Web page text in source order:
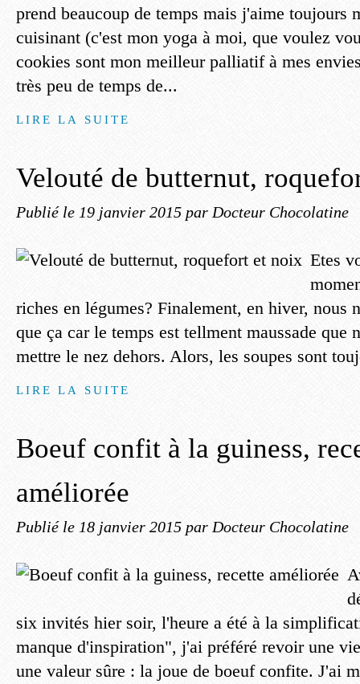
prend beaucoup de temps mais j'aime toujours
cuisinant (c'est mon yoga à moi, que voulez
cookies sont mon meilleur palliatif à mes
très peu de temps de...
LIRE LA SUITE
Velouté de butternut,
Publié le 19 janvier 2015 par Docteur Chocolatine
Etes
riches en légumes? Finalement, en hiver, nous
que ça car le temps est tellment maussade que
mettre le nez dehors. Alors, les soupes sont
LIRE LA SUITE
Boeuf confit à la guiness,
améliorée
Publié le 18 janvier 2015 par Docteur Chocolatine
six invités hier soir, l'heure a été à la
manque d'inspiration", j'ai préféré revoir une
une valeur sûre : la joue de boeuf confite. J'ai